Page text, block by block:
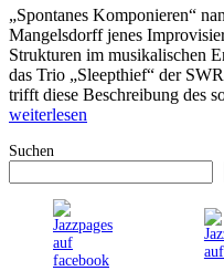
„Spontanes Komponieren“
Mangelsdorff jenes
Strukturen im musikalischen
das Trio „Sleepthief“ der
trifft diese Beschreibung des
weiterlesen
Suchen